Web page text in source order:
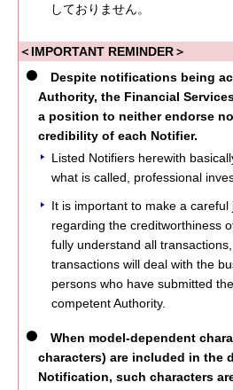
しておりません。
＜IMPORTANT REMINDER＞
Despite notifications being
Authority, the Financial
a position to neither endorse
credibility of each Notifier.
Listed Notifiers herewith
what is called, professional
It is important to make a
regarding the creditworthiness
fully understand all
transactions will deal with the
persons who have submitted
competent Authority.
When model-dependent
characters) are included in the
Notification, such characters